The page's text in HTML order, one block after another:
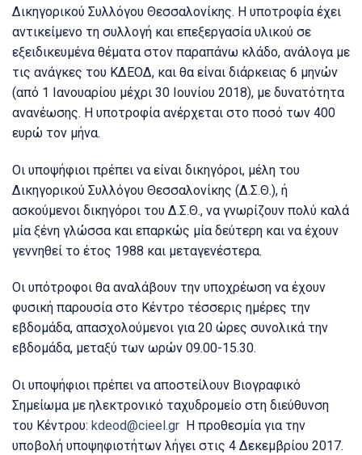
Δικηγορικού Συλλόγου Θεσσαλονίκης. Η υποτροφία έχει
αντικείμενο τη συλλογή και επεξεργασία υλικού σε
εξειδικευμένα θέματα στον παραπάνω κλάδο, ανάλογα με
τις ανάγκες του ΚΔΕΟΔ, και θα είναι διάρκειας 6 μηνών
(από 1 Ιανουαρίου μέχρι 30 Ιουνίου 2018), με δυνατότητα
ανανέωσης. Η υποτροφία ανέρχεται στο ποσό των 400
ευρώ τον μήνα.
Οι υποψήφιοι πρέπει να είναι δικηγόροι, μέλη του
Δικηγορικού Συλλόγου Θεσσαλονίκης (Δ.Σ.Θ.), ή
ασκούμενοι δικηγόροι του Δ.Σ.Θ., να γνωρίζουν πολύ καλά
μία ξένη γλώσσα και επαρκώς μία δεύτερη και να έχουν
γεννηθεί το έτος 1988 και μεταγενέστερα.
Οι υπότροφοι θα αναλάβουν την υποχρέωση να έχουν
φυσική παρουσία στο Κέντρο τέσσερις ημέρες την
εβδομάδα, απασχολούμενοι για 20 ώρες συνολικά την
εβδομάδα, μεταξύ των ωρών 09.00-15.30.
Οι υποψήφιοι πρέπει να αποστείλουν Βιογραφικό
Σημείωμα με ηλεκτρονικό ταχυδρομείο στη διεύθυνση
του Κέντρου: kdeod@cieel.gr Η προθεσμία για την
υποβολή υποψηφιοτήτων λήγει στις 4 Δεκεμβρίου 2017.